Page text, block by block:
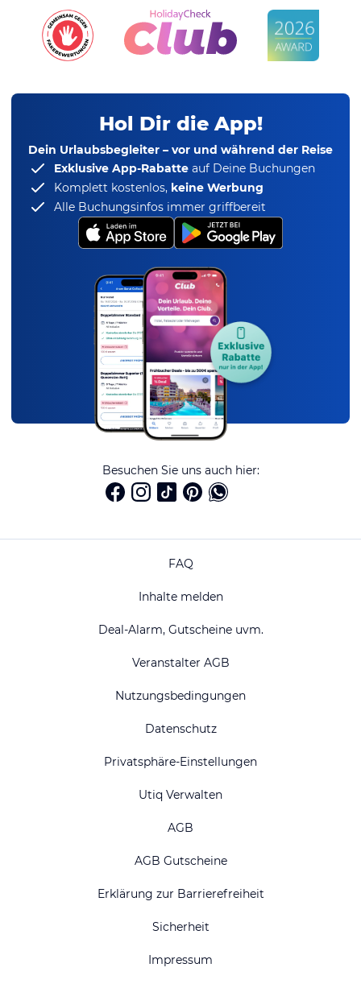
Hol Dir die App!
Dein Urlaubsbegleiter – vor und während der Reise
Exklusive App-Rabatte auf Deine Buchungen
Komplett kostenlos, keine Werbung
Alle Buchungsinfos immer griffbereit
Besuchen Sie uns auch hier:
FAQ
Inhalte melden
Deal-Alarm, Gutscheine uvm.
Veranstalter AGB
Nutzungsbedingungen
Datenschutz
Privatsphäre-Einstellungen
Utiq Verwalten
AGB
AGB Gutscheine
Erklärung zur Barrierefreiheit
Sicherheit
Impressum